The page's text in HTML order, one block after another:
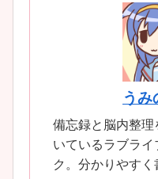
うみ
備忘録と脳内整
いているラブラ
ク。分かりやすく